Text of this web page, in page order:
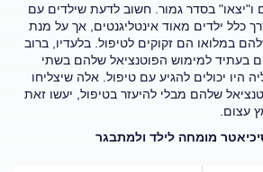
ו"יצאו" בסדר גמור. חשוב לדעת שילדים עם
כלל ילדים מאוד אינטליגנטים, אך על מנת
במלואו הם זקוקים לטיפול. בלעדיו, ברוב
בעתיד למימוש הפוטנציאל שלהם בשתי
יכולים להגיע עם טיפול. אלה שיצליחו
שלהם מבלי להיעזר בטיפול, יעשו זאת
עצום.
מומחה לילד ולמתבגר